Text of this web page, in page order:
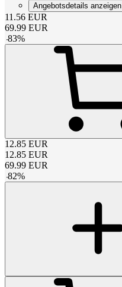
Angebotsdetails anzeigen
11.56 EUR
69.99 EUR
-83%
12.85 EUR
12.85 EUR
69.99 EUR
-82%